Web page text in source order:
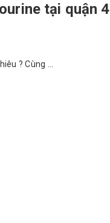
tại quận 4
? Cùng ...